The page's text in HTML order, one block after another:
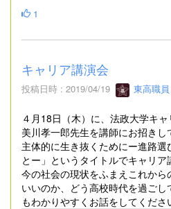
1
キャリア講演会
投稿日時 : 2019/04/19 東高職員
４月18日（木）に、法政大学キ
美川孝一郎先生を講師にお招き
主体的に生き抜くためにー進路選
とー」というタイトルでキャリア
今の社会の現状をふまえこれか
いいのか、どう高校時代を過ご
もわかりやすくお話をしてくださ